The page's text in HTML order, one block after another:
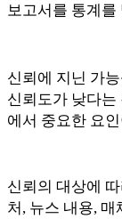
보고서를 통계를
신뢰에 지닌 가
신뢰도가 낮다는
에서 중요한 요
신뢰의 대상에
처 , 뉴스 내용, 매